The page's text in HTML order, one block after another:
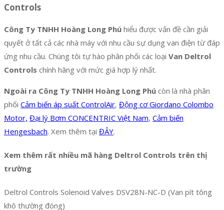
Controls
Công Ty TNHH Hoàng Long Phú hiểu được vấn đề cần giải
quyết ở tất cả các nhà máy với nhu cầu sự dụng van điện từ đáp
ứng nhu cầu. Chúng tôi tự hào phân phối các loại Van Deltrol
Controls chính hãng với mức giá hợp lý nhất.
Ngoài ra Công Ty TNHH Hoàng Long Phú còn là nhà phân
phối Cảm biến áp suất ControlAir, Động cơ Giordano Colombo
Motor, Đại lý Bơm CONCENTRIC Việt Nam, Cảm biến
Hengesbach. Xem thêm tại ĐÂY.
Xem thêm rất nhiều mã hàng Deltrol Controls trên thị
trường
Deltrol Controls Solenoid Valves DSV28N-NC-D (Van pít tông
khô thường đóng)